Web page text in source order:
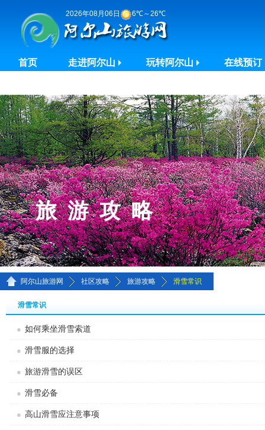
2026年08月06日 6℃～26℃
首页 走进阿尔山 玩转阿尔山 在线预订
旅游攻略
阿尔山旅游网 >> 社区攻略 >> 旅游攻略 >> 滑雪常识
滑雪常识
如何乘坐滑雪索道
滑雪服的选择
旅游滑雪的误区
滑雪必备
高山滑雪应注意事项